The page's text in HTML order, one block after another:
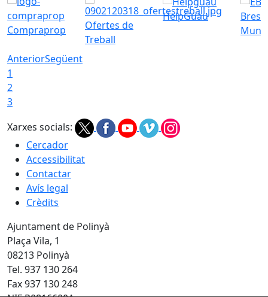
Compraprop
Ofertes de
Treball
HelpGuau
AnteriorSegüent
1
2
3
Xarxes socials:
Cercador
Accessibilitat
Contactar
Avís legal
Crèdits
Ajuntament de Polinyà
Plaça Vila, 1
08213 Polinyà
Tel. 937 130 264
Fax 937 130 248